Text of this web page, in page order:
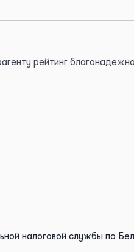
рейтинг
налоговой службы по